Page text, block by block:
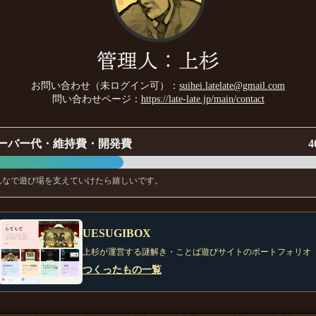
管理人：上杉
お問い合わせ（未ログイン可）： suihei.latelate@gmail.com
問い合わせページ： https://late-late.jp/main/contact
バー代・維持費・開発費
で遊び場を支えていけたら嬉しいです。
UESUGIBOX
上杉が運営する謎解き・ことば遊びサイトのポートフォリオ
つくったもの一覧